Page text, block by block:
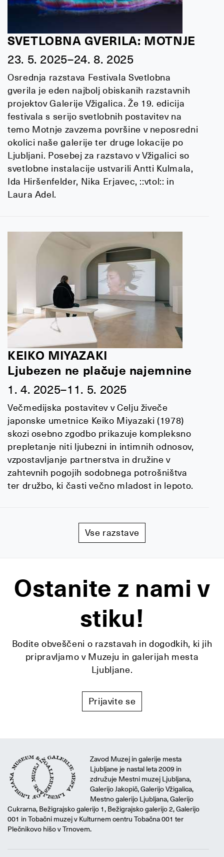
SVETLOBNA GVERILA: MOTNJE
23. 5. 2025–24. 8. 2025
Osrednja razstava Festivala Svetlobna
gverila je eden najbolj obiskanih razstavnih
projektov Galerije Vžigalica. Že 19. edicija
festivala s serijo svetlobnih postavitev na
temo Motnje zavzema površine v neposredni
okolici naše galerije ter druge lokacije po
Ljubljani. Posebej za razstavo v Vžigalici so
svetlobne instalacije ustvarili Antti Kulmala,
Ida Hiršenfelder, Nika Erjavec, ::vtol:: in
Laura Adel.
KEIKO MIYAZAKI
Ljubezen ne plačuje najemnine
1. 4. 2025–11. 5. 2025
Večmedijska postavitev v Celju živeče
japonske umetnice Keiko Miyazaki (1978)
skozi osebno zgodbo prikazuje kompleksno
prepletanje niti ljubezni in intimnih odnosov,
vzpostavljanje partnerstva in družine v
zahtevnih pogojih sodobnega potrošništva
ter družbo, ki časti večno mladost in lepoto.
Vse razstave
Ostanite z nami v
stiku!
Bodite obveščeni o razstavah in dogodkih, ki jih
pripravljamo v Muzeju in galerijah mesta
Ljubljane.
Prijavite se
Zavod Muzej in galerije mesta
Ljubljane je nastal leta 2009 in
združuje Mestni muzej Ljubljana,
Galerijo Jakopič, Galerijo Vžigalica,
Mestno galerijo Ljubljana, Galerijo
Cukrarna, Bežigrajsko galerijo 1, Bežigrajsko galerijo 2, Galerijo
001 in Tobačni muzej v Kulturnem centru Tobačna 001 ter
Plečnikovo hišo v Trnovem.